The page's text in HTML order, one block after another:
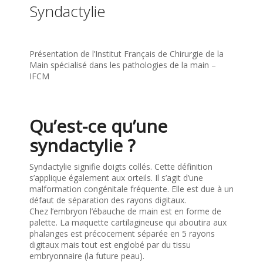
Syndactylie
Présentation de l’Institut Français de Chirurgie de la
Main spécialisé dans les pathologies de la main –
IFCM
Qu’est-ce qu’une
syndactylie ?
Syndactylie signifie doigts collés. Cette définition
s’applique également aux orteils. Il s’agit d’une
malformation congénitale fréquente. Elle est due à un
défaut de séparation des rayons digitaux.
Chez l’embryon l’ébauche de main est en forme de
palette. La maquette cartilagineuse qui aboutira aux
phalanges est précocement séparée en 5 rayons
digitaux mais tout est englobé par du tissu
embryonnaire (la future peau).